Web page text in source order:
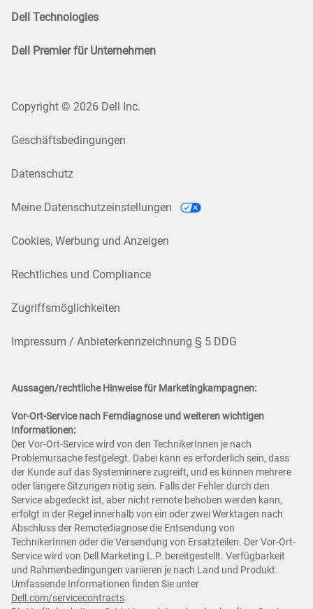
Dell Technologies
Dell Premier für Unternehmen
Copyright © 2026 Dell Inc.
Geschäftsbedingungen
Datenschutz
Meine Datenschutzeinstellungen
Cookies, Werbung und Anzeigen
Rechtliches und Compliance
Zugriffsmöglichkeiten
Impressum / Anbieterkennzeichnung § 5 DDG
Aussagen/rechtliche Hinweise für Marketingkampagnen:
Vor-Ort-Service nach Ferndiagnose und weiteren wichtigen
Informationen:
Der Vor-Ort-Service wird von den TechnikerInnen je nach
Problemursache festgelegt. Dabei kann es erforderlich sein, dass
der Kunde auf das Systeminnere zugreift, und es können mehrere
oder längere Sitzungen nötig sein. Falls der Fehler durch den
Service abgedeckt ist, aber nicht remote behoben werden kann,
erfolgt in der Regel innerhalb von ein oder zwei Werktagen nach
Abschluss der Remotediagnose die Entsendung von
TechnikerInnen oder die Versendung von Ersatzteilen. Der Vor-Ort-
Service wird von Dell Marketing L.P. bereitgestellt. Verfügbarkeit
und Rahmenbedingungen variieren je nach Land und Produkt.
Umfassende Informationen finden Sie unter
Dell.com/servicecontracts.